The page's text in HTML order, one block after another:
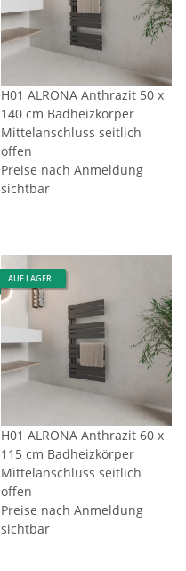
H01 ALRONA Anthrazit 50 x
140 cm Badheizkörper
Mittelanschluss seitlich
offen
Preise nach Anmeldung
sichtbar
AUF LAGER
H01 ALRONA Anthrazit 60 x
115 cm Badheizkörper
Mittelanschluss seitlich
offen
Preise nach Anmeldung
sichtbar